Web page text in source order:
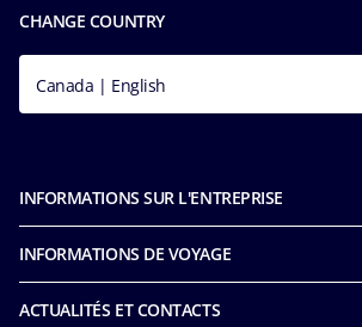
CHANGE COUNTRY
Canada | English
INFORMATIONS SUR L'ENTREPRISE
Partenariats
À propos de MSC
Développement durable
INFORMATIONS DE VOYAGE
Avant votre croisière
ACTUALITÉS ET CONTACTS